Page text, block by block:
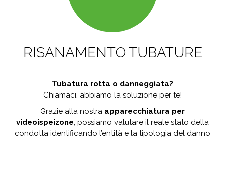
RISANAMENTO TUBATURE
Tubatura rotta o danneggiata?
Chiamaci, abbiamo la soluzione per te!
Grazie alla nostra apparecchiatura per
videoispeizone, possiamo valutare il reale stato della
condotta identificando l’entità e la tipologia del danno